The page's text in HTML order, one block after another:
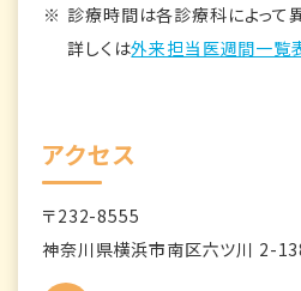
診療時間は各診療科によって
詳しくは外来担当医週間一覧
アクセス
〒232-8555
神奈川県横浜市南区六ツ川 2-